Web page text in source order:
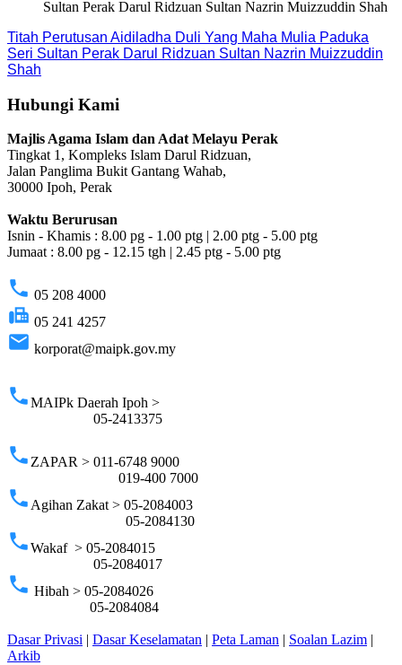
Sultan Perak Darul Ridzuan Sultan Nazrin Muizzuddin Shah
Titah Perutusan Aidiladha Duli Yang Maha Mulia Paduka
Seri Sultan Perak Darul Ridzuan Sultan Nazrin Muizzuddin
Shah
Hubungi Kami
Majlis Agama Islam dan Adat Melayu Perak
Tingkat 1, Kompleks Islam Darul Ridzuan,
Jalan Panglima Bukit Gantang Wahab,
30000 Ipoh, Perak
Waktu Berurusan
Isnin - Khamis : 8.00 pg - 1.00 ptg | 2.00 ptg - 5.00 ptg
Jumaat : 8.00 pg - 12.15 tgh | 2.45 ptg - 5.00 ptg
phone 05 208 4000
fax 05 241 4257
email korporat@maipk.gov.my
phoneMAIPk Daerah Ipoh >
05-2413375
phoneZAPAR > 011-6748 9000
019-400 7000
phoneAgihan Zakat > 05-2084003
05-2084130
phoneWakaf > 05-2084015
05-2084017
phone Hibah > 05-2084026
05-2084084
Dasar Privasi | Dasar Keselamatan | Peta Laman | Soalan Lazim |
Arkib